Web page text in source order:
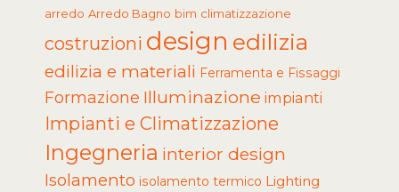
arredo Arredo Bagno bim climatizzazione
costruzioni design edilizia
edilizia e materiali Ferramenta e Fissaggi
Formazione Illuminazione impianti
Impianti e Climatizzazione
Ingegneria interior design
Isolamento isolamento termico Lighting